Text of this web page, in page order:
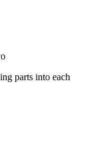
parts into each